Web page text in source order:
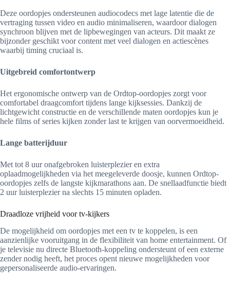
Deze oordopjes ondersteunen audiocodecs met lage latentie die de
vertraging tussen video en audio minimaliseren, waardoor dialogen
synchroon blijven met de lipbewegingen van acteurs. Dit maakt ze
bijzonder geschikt voor content met veel dialogen en actiescènes
waarbij timing cruciaal is.
Uitgebreid comfortontwerp
Het ergonomische ontwerp van de Ordtop-oordopjes zorgt voor
comfortabel draagcomfort tijdens lange kijksessies. Dankzij de
lichtgewicht constructie en de verschillende maten oordopjes kun je
hele films of series kijken zonder last te krijgen van oorvermoeidheid.
Lange batterijduur
Met tot 8 uur onafgebroken luisterplezier en extra
oplaadmogelijkheden via het meegeleverde doosje, kunnen Ordtop-
oordopjes zelfs de langste kijkmarathons aan. De snellaadfunctie biedt
2 uur luisterplezier na slechts 15 minuten opladen.
Draadloze vrijheid voor tv-kijkers
De mogelijkheid om oordopjes met een tv te koppelen, is een
aanzienlijke vooruitgang in de flexibiliteit van home entertainment. Of
je televisie nu directe Bluetooth-koppeling ondersteunt of een externe
zender nodig heeft, het proces opent nieuwe mogelijkheden voor
gepersonaliseerde audio-ervaringen.